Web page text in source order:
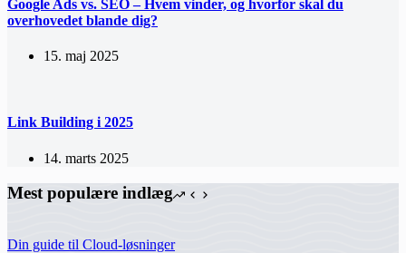
Google Ads vs. SEO – Hvem vinder, og hvorfor skal du
overhovedet blande dig?
15. maj 2025
Link Building i 2025
14. marts 2025
Mest populære indlæg
Din guide til Cloud-løsninger